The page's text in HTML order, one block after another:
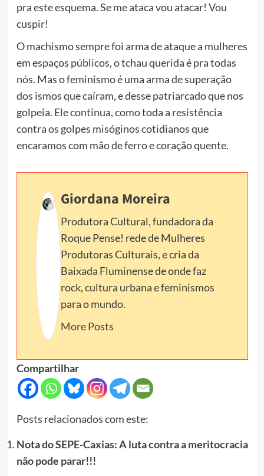
pra este esquema. Se me ataca vou atacar! Vou
cuspir!
O machismo sempre foi arma de ataque a mulheres
em espaços públicos, o tchau querida é pra todas
nós. Mas o feminismo é uma arma de superação
dos ismos que caíram, e desse patriarcado que nos
golpeia. Ele continua, como toda a resistência
contra os golpes misóginos cotidianos que
encaramos com mão de ferro e coração quente.
Giordana Moreira
Produtora Cultural, fundadora da
Roque Pense! rede de Mulheres
Produtoras Culturais, e cria da
Baixada Fluminense de onde faz
rock, cultura urbana e feminismos
para o mundo.
More Posts
Compartilhar
Posts relacionados com este:
Nota do SEPE-Caxias: A luta contra a meritocracia
não pode parar!!!